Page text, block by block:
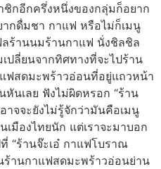
ชิกอีกครึ่งหนึ่งของกลุ่มก็อยาก
กดื่มชา กาแฟ หรือไม่ก็เมนู
ร้านนมร้านกาแฟ นั่งชิลชิล
เปลี่ยนจากทิศทางที่จะไปร้าน
ฟสดมะพร้าวอ่อนที่อยู่แถวหน้า
นเลย ฟังไม่ผิดหรอก “ร้าน
จจะยังไม่รู้จักว่ามันคือเมนู
เมืองไทยนัก แต่เราจะมาบอก
“ร้านจ๊ะเอ๋ กาแฟโบราณ
ร้านกาแฟสดมะพร้าวอ่อนย่าน